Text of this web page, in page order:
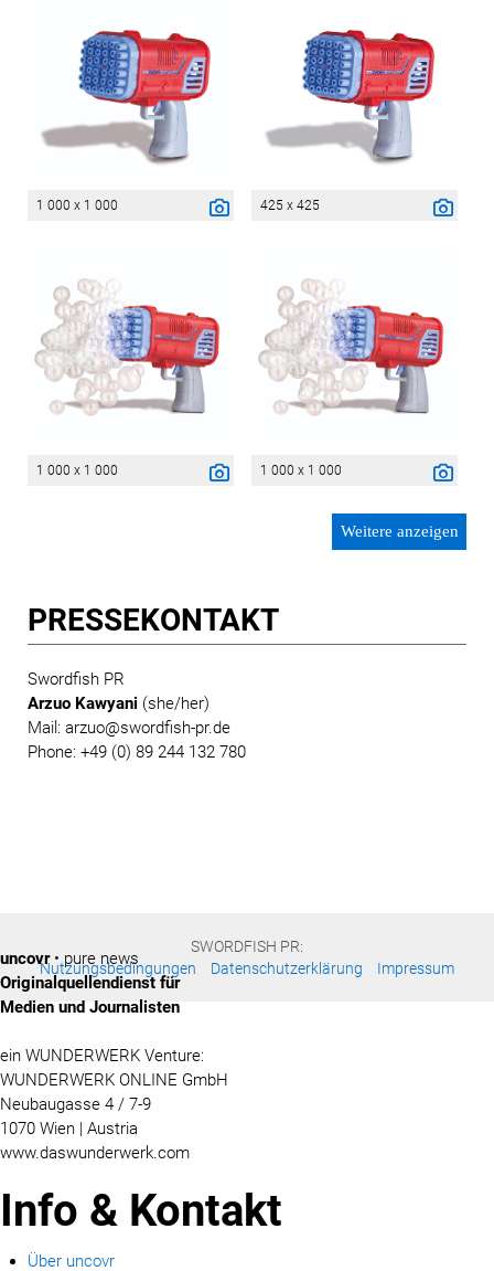
1 000 x 1 000 425 x 425
1 000 x 1 000 1 000 x 1 000
Weitere anzeigen
PRESSE­KONTAKT
Swordfish PR
Arzuo Kawyani (she/her)
Mail: arzuo@swordfish-pr.de
Phone: +49 (0) 89 244 132 780
SWORDFISH PR:
Nutzungsbedingungen
Datenschutzerklärung Impressum
uncovr• pure news
Originalquellendienst für
Medien und Journalisten
ein WUNDERWERK Venture:
WUNDERWERK ONLINE GmbH
Neubaugasse 4 / 7-9
1070 Wien | Austria
www.daswunderwerk.com
Info & Kontakt
Über uncovr